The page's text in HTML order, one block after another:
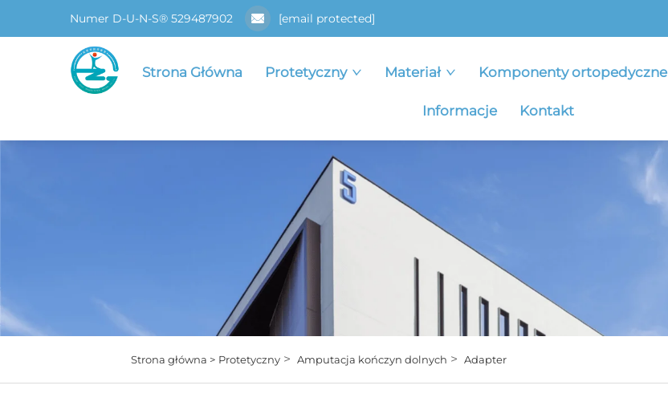
Numer D-U-N-S® 529487902 [email protected]
Strona Główna Protetyczny Materiał Komponenty ortopedyczne
Informacje Kontakt
Strona główna > Protetyczny> Amputacja kończyn dolnych > Adapter